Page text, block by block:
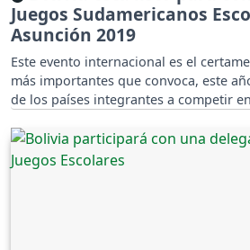
Juegos Sudamericanos
Asunción 2019
Este evento internacional es el
más importantes que convoca, este
de los países integrantes a competir